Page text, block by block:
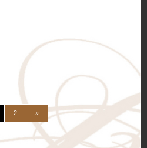
2 »weiter